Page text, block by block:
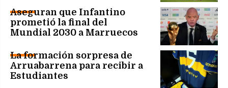
Aseguran que Infantino
prometió la final del
Mundial 2030 a Marruecos
La formación sorpresa de
Arruabarrena para recibir a
Estudiantes